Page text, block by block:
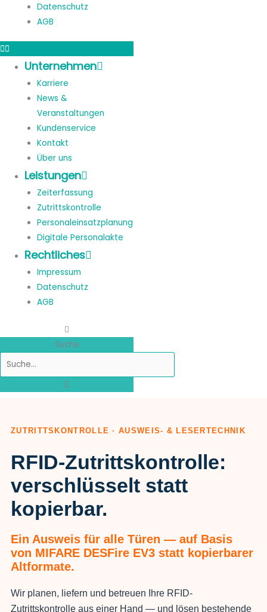
Datenschutz
AGB
Unternehmen
Karriere
News &
Veranstaltungen
Kundenservice
Kontakt
Über uns
Leistungen
Zeiterfassung
Zutrittskontrolle
Personaleinsatzplanung
Digitale Personalakte
Rechtliches
Impressum
Datenschutz
AGB
Suche
ZUTRITTSKONTROLLE · AUSWEIS- & LESERTECHNIK
RFID-Zutrittskontrolle:
verschlüsselt statt
kopierbar.
Ein Ausweis für alle Türen — auf Basis
von MIFARE DESFire EV3 statt kopierbarer
Altformate.
Wir planen, liefern und betreuen Ihre RFID-
Zutrittskontrolle aus einer Hand — und lösen bestehende